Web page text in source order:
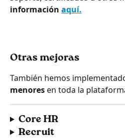
información aquí.
Otras mejoras
También hemos
menores en toda la
Core HR
Recruit